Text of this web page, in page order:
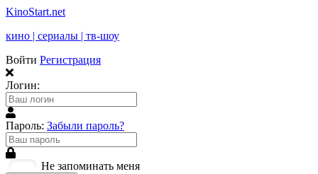
KinoStart.net
кино | сериалы | тв-шоу
Войти Регистрация
Логин:
Пароль: Забыли пароль?
Не запоминать меня